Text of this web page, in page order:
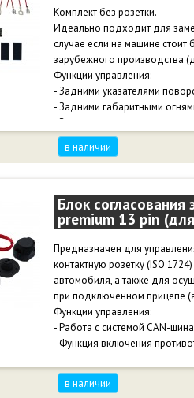
Комплект без розетки.
Идеально подходит для
случае если на машине
зарубежного производства
Функции управления:
- Задними указателями
- Задними габаритными
- Задними стоп-сигналами.
- Задними
- Поддержка работы со
в наличии
Блок
premium 13 pin
Предназначен для
контактную розетку (ISO
автомобиля, а также для
при подключенном прицепе
Функции управления:
- Работа с системой CAN-
- Функция включения
фонарями ПТФ на
- Функция двойного
- Функция переноса с
в наличии